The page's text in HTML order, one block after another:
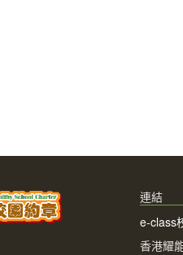
連結
e-class
香港耀